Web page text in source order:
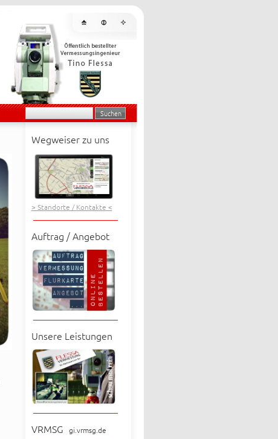
Wegweiser zu uns
> Standorte / Kontakte <
Auftrag / Angebot
Unsere Leistungen
VRMSG gi.vrmsg.de